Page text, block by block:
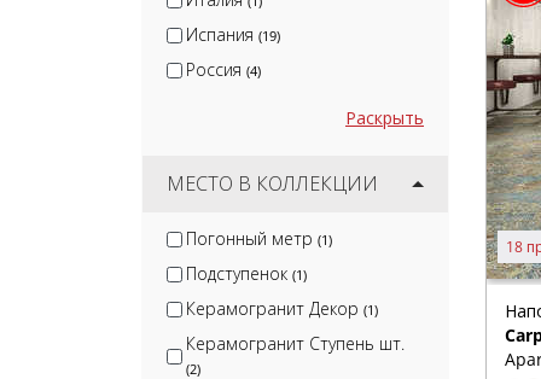
Испания (19)
Россия (4)
Раскрыть
МЕСТО В КОЛЛЕКЦИИ
Погонный метр (1)
Подступенок (1)
Керамогранит Декор (1)
Керамогранит Ступень шт.
(2)
18